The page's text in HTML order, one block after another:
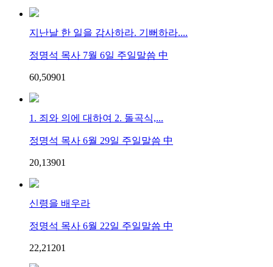
지난날 한 일을 감사하라. 기뻐하라....
정명석 목사 7월 6일 주일말씀 中
60,50901
1. 죄와 의에 대하여 2. 돌곡식,...
정명석 목사 6월 29일 주일말씀 中
20,13901
신령을 배우라
정명석 목사 6월 22일 주일말씀 中
22,21201